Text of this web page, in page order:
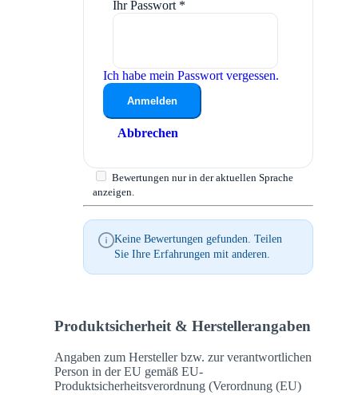
Ihr Passwort *
Ich habe mein Passwort vergessen.
Anmelden
Abbrechen
Bewertungen nur in der aktuellen Sprache
anzeigen.
Keine Bewertungen gefunden. Teilen
Sie Ihre Erfahrungen mit anderen.
Produktsicherheit & Herstellerangaben
Angaben zum Hersteller bzw. zur verantwortlichen
Person in der EU gemäß EU-
Produktsicherheitsverordnung (Verordnung (EU)